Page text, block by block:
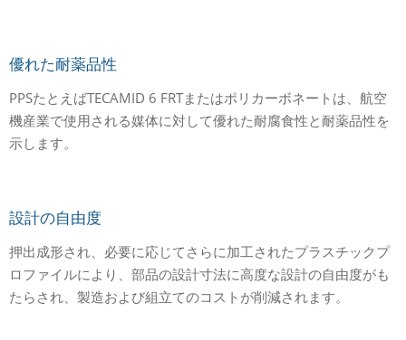
優れた耐薬品性
PPSたとえばTECAMID 6 FRTまたはポリカーボネートは、航空
機産業で使用される媒体に対して優れた耐腐食性と耐薬品性を
示します。
設計の自由度
押出成形され、必要に応じてさらに加工されたプラスチックプ
ロファイルにより、部品の設計寸法に高度な設計の自由度がも
たらされ、製造および組立てのコストが削減されます。